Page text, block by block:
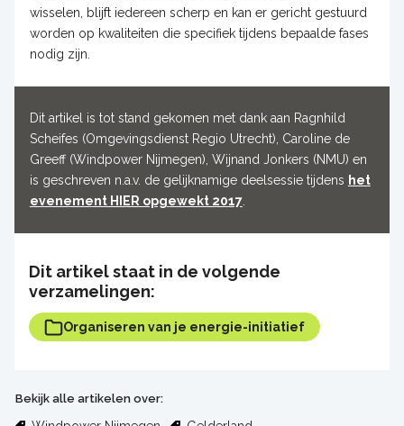
wisselen, blijft iedereen scherp en kan er gericht gestuurd
worden op kwaliteiten die specifiek tijdens bepaalde fases
nodig zijn.
Dit artikel is tot stand gekomen met dank aan Ragnhild
Scheifes (Omgevingsdienst Regio Utrecht), Caroline de
Greeff (Windpower Nijmegen), Wijnand Jonkers (NMU) en
is geschreven n.a.v. de gelijknamige deelsessie tijdens het
evenement HIER opgewekt 2017.
Dit artikel staat in de volgende
verzamelingen:
Organiseren van je energie-initiatief
Bekijk alle artikelen over: